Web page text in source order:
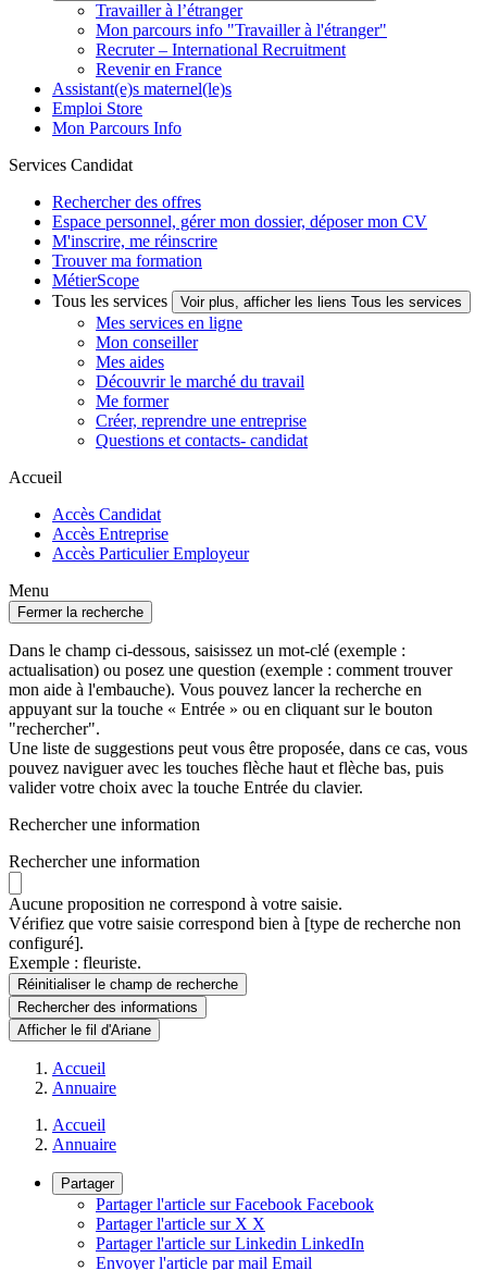
Travailler à l’étranger
Mon parcours info "Travailler à l'étranger"
Recruter – International Recruitment
Revenir en France
Assistant(e)s maternel(le)s
Emploi Store
Mon Parcours Info
Services Candidat
Rechercher des offres
Espace personnel, gérer mon dossier, déposer mon CV
M'inscrire, me réinscrire
Trouver ma formation
MétierScope
Tous les services
Voir plus, afficher les liens Tous les services
Mes services en ligne
Mon conseiller
Mes aides
Découvrir le marché du travail
Me former
Créer, reprendre une entreprise
Questions et contacts- candidat
Accueil
Accès Candidat
Accès Entreprise
Accès Particulier Employeur
Menu
Fermer la recherche
Dans le champ ci-dessous, saisissez un mot-clé (exemple :
actualisation) ou posez une question (exemple : comment trouver
mon aide à l'embauche). Vous pouvez lancer la recherche en
appuyant sur la touche « Entrée » ou en cliquant sur le bouton
"rechercher".
Une liste de suggestions peut vous être proposée, dans ce cas, vous
pouvez naviguer avec les touches flèche haut et flèche bas, puis
valider votre choix avec la touche Entrée du clavier.
Rechercher une information
Rechercher une information
Aucune proposition ne correspond à votre saisie.
Vérifiez que votre saisie correspond bien à [type de recherche non
configuré].
Exemple : fleuriste.
Réinitialiser le champ de recherche
Rechercherdes informations
Afficher le fil d'Ariane
Accueil
Annuaire
Accueil
Annuaire
Partager
Partager l'article sur Facebook Facebook
Partager l'article sur X X
Partager l'article sur Linkedin LinkedIn
Envoyer l'article par mail Email